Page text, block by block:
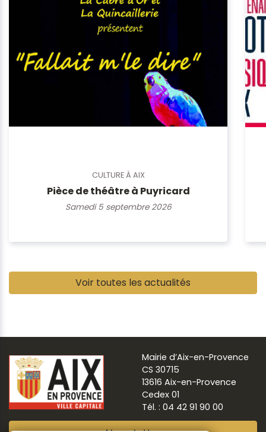
CULTURE À AIX
Pièce de théâtre à Puyricard
Samedi 5 septembre 2026
Voir toutes les actualités
Mairie d’Aix-en-Provence
CS 30715
13616 Aix-en-Provence
Cedex 01
Tél. : 04 42 91 90 00